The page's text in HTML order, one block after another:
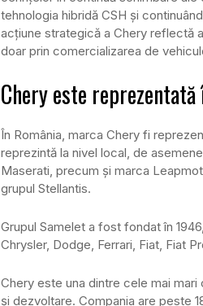
tehnologia hibridă CSH și
acțiune strategică a Chery reflectă
doar prin comercializarea de
Chery este
În România, marca Chery fi
reprezintă la nivel local, de
Maserati, precum și marca
grupul Stellantis.
Grupul Samelet a fost fondat în
Chrysler, Dodge, Ferrari, Fiat, Fiat
Chery este una dintre cele mai
și dezvoltare. Compania are peste